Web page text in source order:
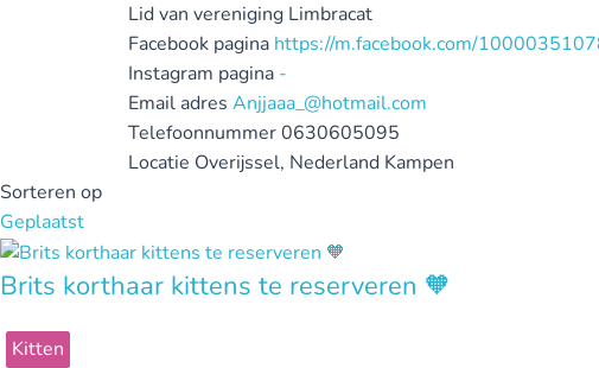
Lid van vereniging Limbracat
Facebook pagina https://m.facebook.com/
Instagram pagina -
Email adres Anjjaaa_@hotmail.com
Telefoonnummer0630605095
Locatie Overijssel, Nederland Kampen
Sorteren op
Geplaatst
Brits korthaar kittens te reserveren 🧡
Kitten